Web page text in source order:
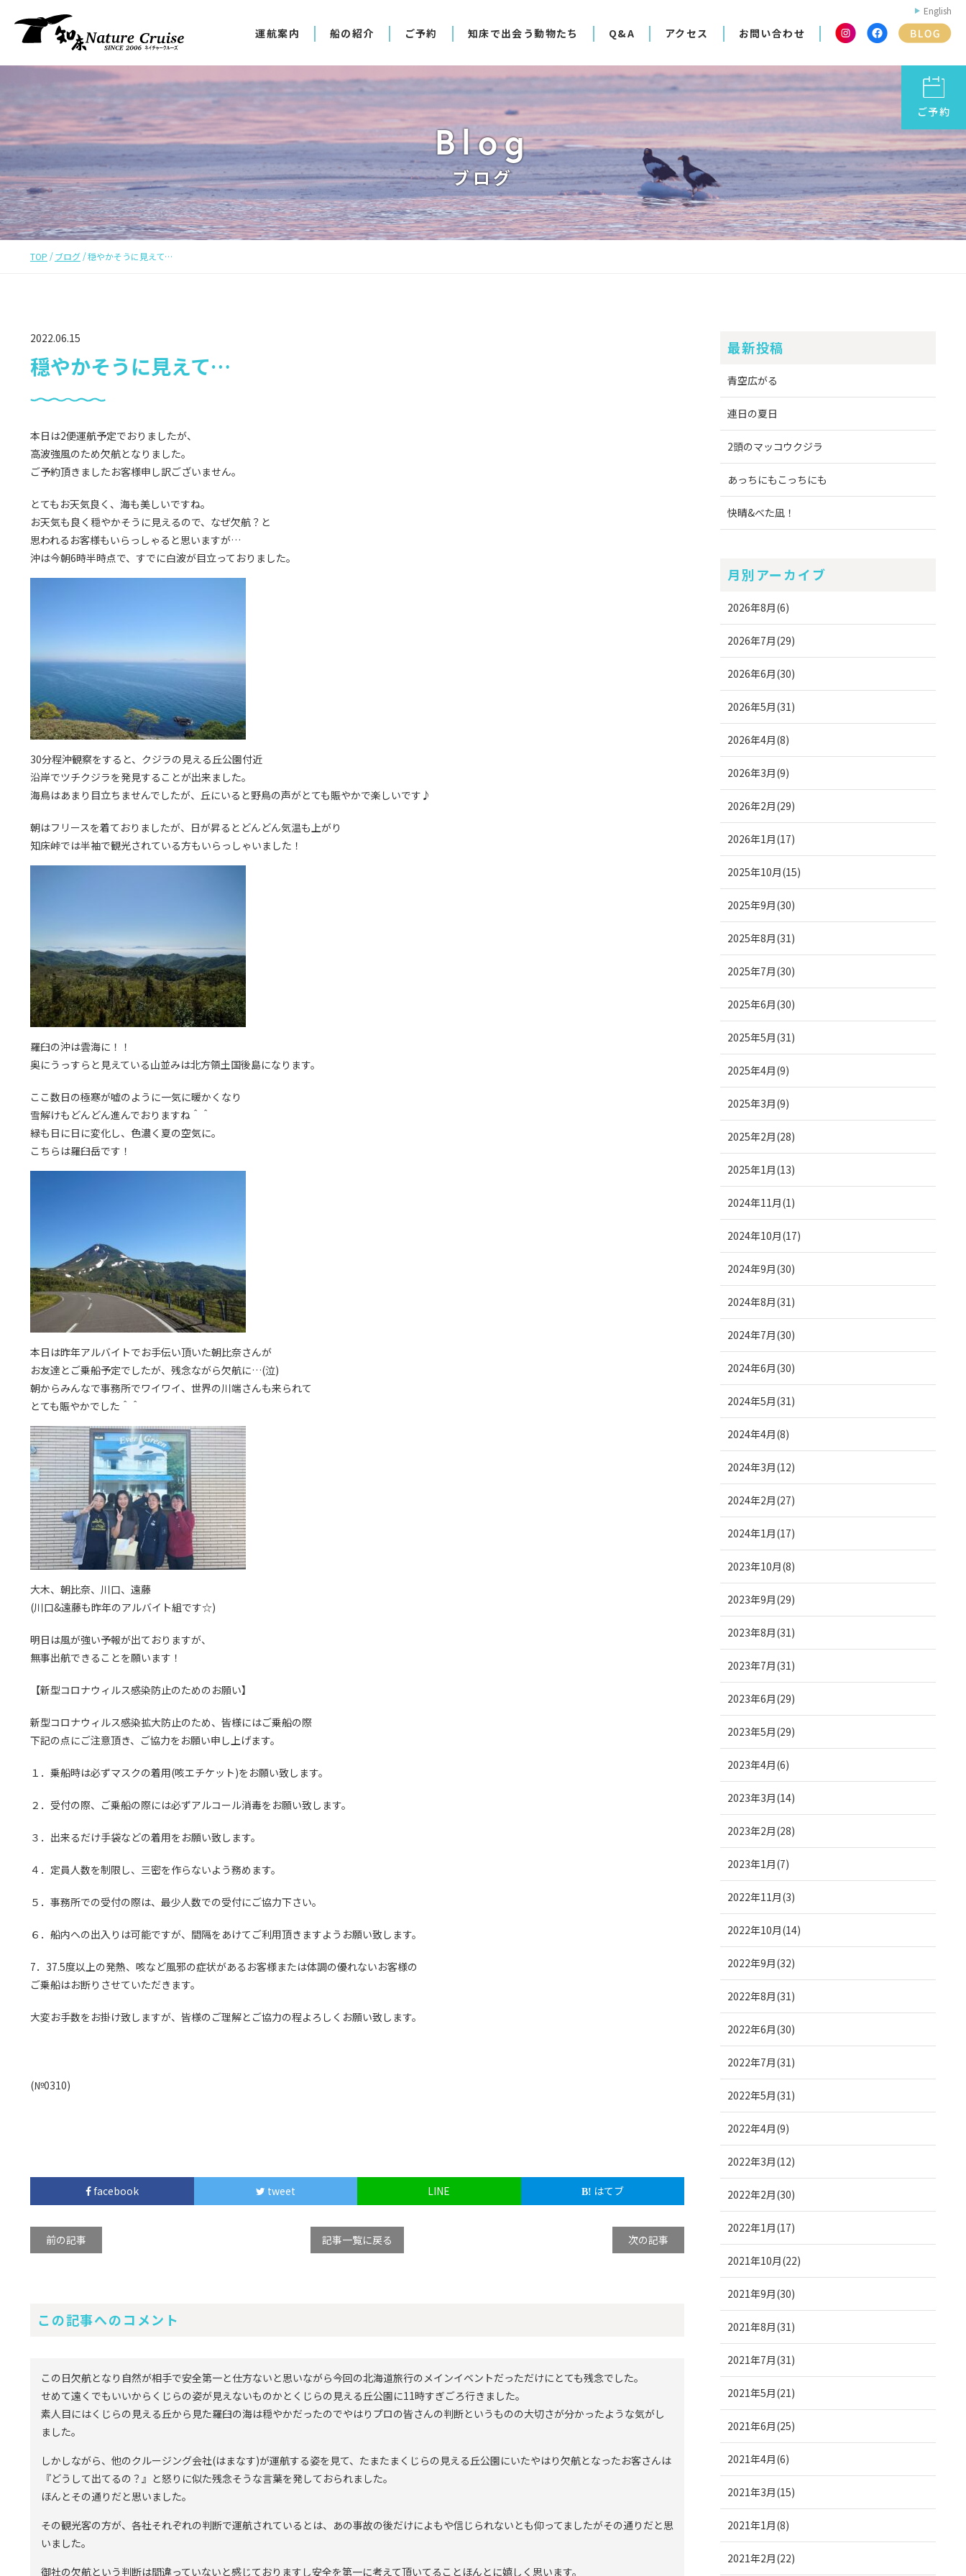
運航案内 船の紹介 ご予約 知床で出会う動物たち Q&A アクセス お問い合わせ
English
ご予約
Blog
ブログ
TOP ブログ 穏やかそうに見えて…
2022.06.15
穏やかそうに見えて…
本日は2便運航予定でおりましたが、
高波強風のため欠航となりました。
ご予約頂きましたお客様申し訳ございません。
とてもお天気良く、海も美しいですね。
お天気も良く穏やかそうに見えるので、なぜ欠航？と
思われるお客様もいらっしゃると思いますが…
沖は今朝6時半時点で、すでに白波が目立っておりました。
30分程沖観察をすると、クジラの見える丘公園付近
沿岸でツチクジラを発見することが出来ました。
海鳥はあまり目立ちませんでしたが、丘にいると野鳥の声がとても賑やかで楽しいです♪
朝はフリースを着ておりましたが、日が昇るとどんどん気温も上がり
知床峠では半袖で観光されている方もいらっしゃいました！
羅臼の沖は雲海に！！
奥にうっすらと見えている山並みは北方領土国後島になります。
ここ数日の極寒が嘘のように一気に暖かくなり
雪解けもどんどん進んでおりますね＾＾
緑も日に日に変化し、色濃く夏の空気に。
こちらは羅臼岳です！
本日は昨年アルバイトでお手伝い頂いた朝比奈さんが
お友達とご乗船予定でしたが、残念ながら欠航に…(泣)
朝からみんなで事務所でワイワイ、世界の川端さんも来られて
とても賑やかでした＾＾
大木、朝比奈、川口、遠藤
(川口&遠藤も昨年のアルバイト組です☆)
明日は風が強い予報が出ておりますが、
無事出航できることを願います！
【新型コロナウィルス感染防止のためのお願い】
新型コロナウィルス感染拡大防止のため、皆様にはご乗船の際
下記の点にご注意頂き、 ご協力をお願い申し上げます。
１．乗船時は必ずマスクの着用(咳エチケット)をお願い致します。
２．受付の際、ご乗船の際には必ずアルコール消毒をお願い致します。
３．出来るだけ手袋などの着用をお願い致します。
４．定員人数を制限し、三密を作らないよう務めます。
５．事務所での受付の際は、最少人数での受付にご協力下さい。
６．船内への出入りは可能ですが、間隔をあけてご利用頂きますようお願い致します。
7． 37.5度以上の発熱、咳など風邪の症状があるお客様または体調の優れないお客様の
ご乗船はお断りさせていただきます。
大変お手数をお掛け致しますが、皆様のご理解とご協力の程よろしくお願い致します。
(№0310)
facebook tweet LINE はてブ
前の記事 記事一覧に戻る 次の記事
この記事へのコメント
この日欠航となり自然が相手で安全第一と仕方ないと思いながら今回の北海道旅行のメインイベントだっただけにとても残念でした。
せめて遠くでもいいからくじらの姿が見えないものかとくじらの見える丘公園に11時すぎごろ行きました。
素人目にはくじらの見える丘から見た羅臼の海は穏やかだったのでやはりプロの皆さんの判断というものの大切さが分かったような気がし
ました。
しかしながら、他のクルージング会社(はまなす)が運航する姿を見て、たまたまくじらの見える丘公園にいたやはり欠航となったお客さんは
『どうして出てるの？』と怒りに似た残念そうな言葉を発しておられました。
ほんとその通りだと思いました。
その観光客の方が、各社それぞれの判断で運航されているとは、あの事故の後だけによもや信じられないとも仰ってましたがその通りだと思
いました。
御社の欠航という判断は間違っていないと感じておりますし安全を第一に考えて頂いてることほんとに嬉しく思います。
最新投稿
青空広がる
連日の夏日
2頭のマッコウクジラ
あっちにもこっちにも
快晴&べた凪！
月別アーカイブ
2026年8月(6)
2026年7月(29)
2026年6月(30)
2026年5月(31)
2026年4月(8)
2026年3月(9)
2026年2月(29)
2026年1月(17)
2025年10月(15)
2025年9月(30)
2025年8月(31)
2025年7月(30)
2025年6月(30)
2025年5月(31)
2025年4月(9)
2025年3月(9)
2025年2月(28)
2025年1月(13)
2024年11月(1)
2024年10月(17)
2024年9月(30)
2024年8月(31)
2024年7月(30)
2024年6月(30)
2024年5月(31)
2024年4月(8)
2024年3月(12)
2024年2月(27)
2024年1月(17)
2023年10月(8)
2023年9月(29)
2023年8月(31)
2023年7月(31)
2023年6月(29)
2023年5月(29)
2023年4月(6)
2023年3月(14)
2023年2月(28)
2023年1月(7)
2022年11月(3)
2022年10月(14)
2022年9月(32)
2022年8月(31)
2022年6月(30)
2022年7月(31)
2022年5月(31)
2022年4月(9)
2022年3月(12)
2022年2月(30)
2022年1月(17)
2021年10月(22)
2021年9月(30)
2021年8月(31)
2021年7月(31)
2021年5月(21)
2021年6月(25)
2021年4月(6)
2021年3月(15)
2021年1月(8)
2021年2月(22)